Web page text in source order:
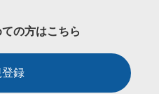
の方はこちら
登録